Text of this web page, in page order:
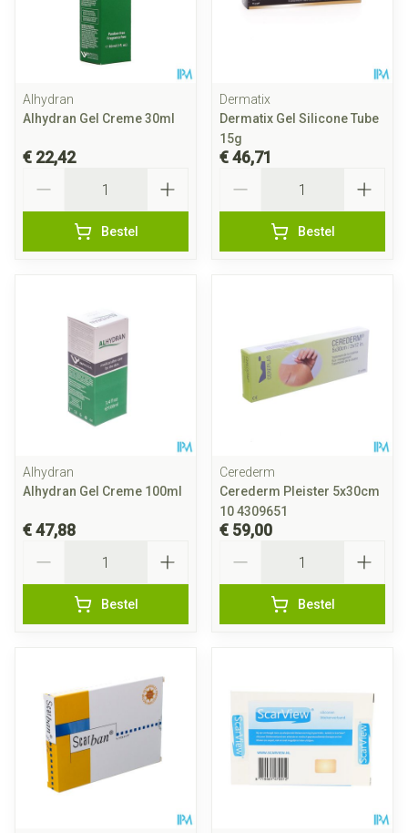
Alhydran
Alhydran Gel Creme 30ml
€ 22,42
Bestel
Dermatix
Dermatix Gel Silicone Tube
15g
€ 46,71
Bestel
Alhydran
Alhydran Gel Creme 100ml
€ 47,88
Bestel
Cerederm
Cerederm Pleister 5x30cm
10 4309651
€ 59,00
Bestel